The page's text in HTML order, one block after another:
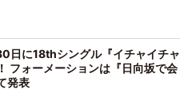
日に18thシングル『イチャイチャ
フォーメーションは『日向坂で会
発表